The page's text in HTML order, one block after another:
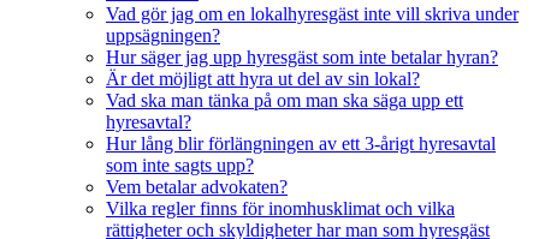
Vad gör jag om en lokalhyresgäst inte vill skriva under
uppsägningen?
Hur säger jag upp hyresgäst som inte betalar hyran?
Är det möjligt att hyra ut del av sin lokal?
Vad ska man tänka på om man ska säga upp ett
hyresavtal?
Hur lång blir förlängningen av ett 3-årigt hyresavtal
som inte sagts upp?
Vem betalar advokaten?
Vilka regler finns för inomhusklimat och vilka
rättigheter och skyldigheter har man som hyresgäst